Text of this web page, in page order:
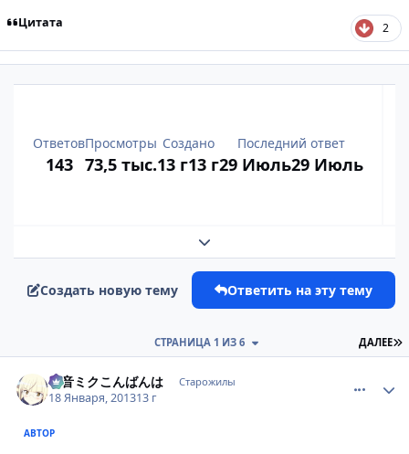
Цитата 2
Ответов
143
Просмотры
73,5 тыс.
Создано
13 г13 г
Последний ответ
29 Июль29 Июль
Развернуть обзор темы
Создать новую тему Ответить на эту тему
ДАЛЕЕ
СТРАНИЦА 1 ИЗ 6
初音ミクこんばんは Старожилы
18 Января, 201313 г
АВТОР